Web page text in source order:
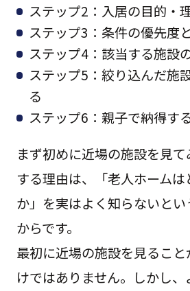
ステップ2：入居の目的・
ステップ3：条件の優先度
ステップ4：該当する施設
ステップ5：絞り込んだ施
る
ステップ6：親子で納得す
まず初めに近場の施設を見
する理由は、「老人ホームは
か」を実はよく知らないと
からです。
最初に近場の施設を見るこ
けではありません。しかし